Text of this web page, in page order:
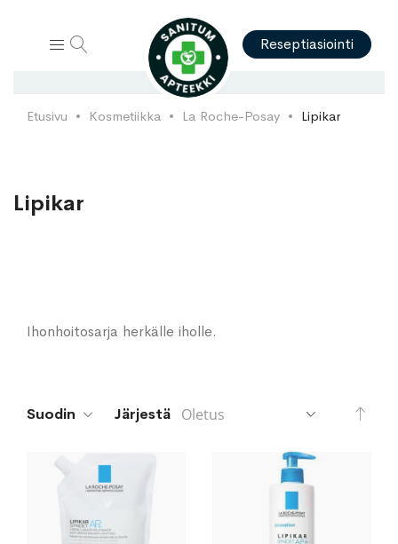
Reseptiasiointi
Etusivu Kosmetiikka La Roche-Posay Lipikar
Lipikar
Ihonhoitosarja herkälle iholle.
Suodin Järjestä